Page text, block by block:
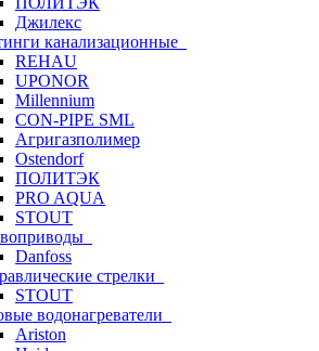
Джилекс
канализационные
REHAU
UPONOR
Millennium
CON-PIPE SML
Агригазполимер
Ostendorf
ПОЛИТЭК
PRO AQUA
STOUT
Danfoss
стрелки
STOUT
водонагреватели
Ariston